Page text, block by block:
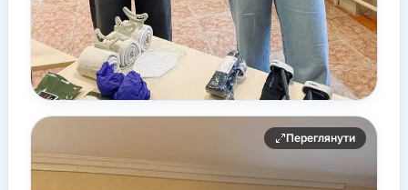
Переглянути